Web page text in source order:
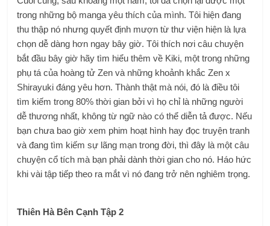
trong những bộ manga yêu thích của mình. Tôi hiện đang
thu thập nó nhưng quyết định mượn từ thư viện hiện là lựa
chọn dễ dàng hơn ngay bây giờ. Tôi thích nơi câu chuyện
bắt đầu bây giờ hãy tìm hiểu thêm về Kiki, một trong những
phụ tá của hoàng tử Zen và những khoảnh khắc Zen x
Shirayuki đáng yêu hơn. Thành thật mà nói, đó là điều tôi
tìm kiếm trong 80% thời gian bởi vì họ chỉ là những người
dễ thương nhất, không từ ngữ nào có thể diễn tả được. Nếu
bạn chưa bao giờ xem phim hoạt hình hay đọc truyện tranh
và đang tìm kiếm sự lãng mạn trong đời, thì đây là một câu
chuyện cổ tích mà bạn phải dành thời gian cho nó. Háo hức
khi vài tập tiếp theo ra mắt vì nó đang trở nên nghiêm trọng.
Thiên Hà Bên Cạnh Tập 2